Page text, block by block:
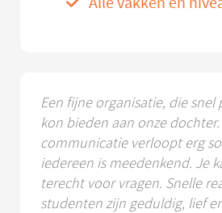
Een fijne organisatie, die snel
kon bieden aan onze dochter.
communicatie verloopt erg
iedereen is meedenkend. Je
terecht voor vragen. Snelle
studenten zijn geduldig, lief